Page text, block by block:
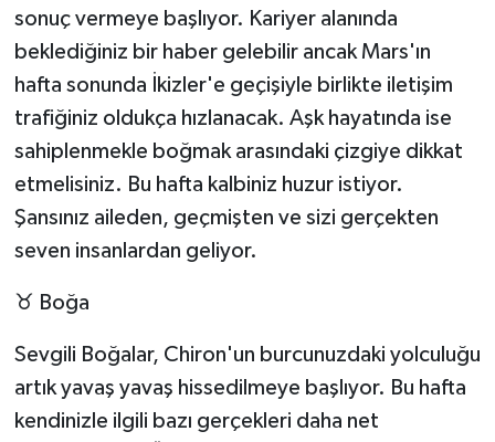
sonuç vermeye başlıyor. Kariyer alanında
beklediğiniz bir haber gelebilir ancak Mars'ın
hafta sonunda İkizler'e geçişiyle birlikte iletişim
trafiğiniz oldukça hızlanacak. Aşk hayatında ise
sahiplenmekle boğmak arasındaki çizgiye dikkat
etmelisiniz. Bu hafta kalbiniz huzur istiyor.
Şansınız aileden, geçmişten ve sizi gerçekten
seven insanlardan geliyor.
♉ Boğa
Sevgili Boğalar, Chiron'un burcunuzdaki yolculuğu
artık yavaş yavaş hissedilmeye başlıyor. Bu hafta
kendinizle ilgili bazı gerçekleri daha net